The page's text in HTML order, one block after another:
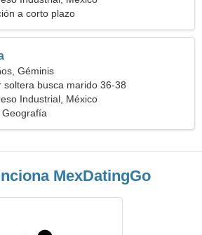
a corto plazo
Géminis
soltera busca marido 36-38
Industrial, México
Geografía
MexDatingGo